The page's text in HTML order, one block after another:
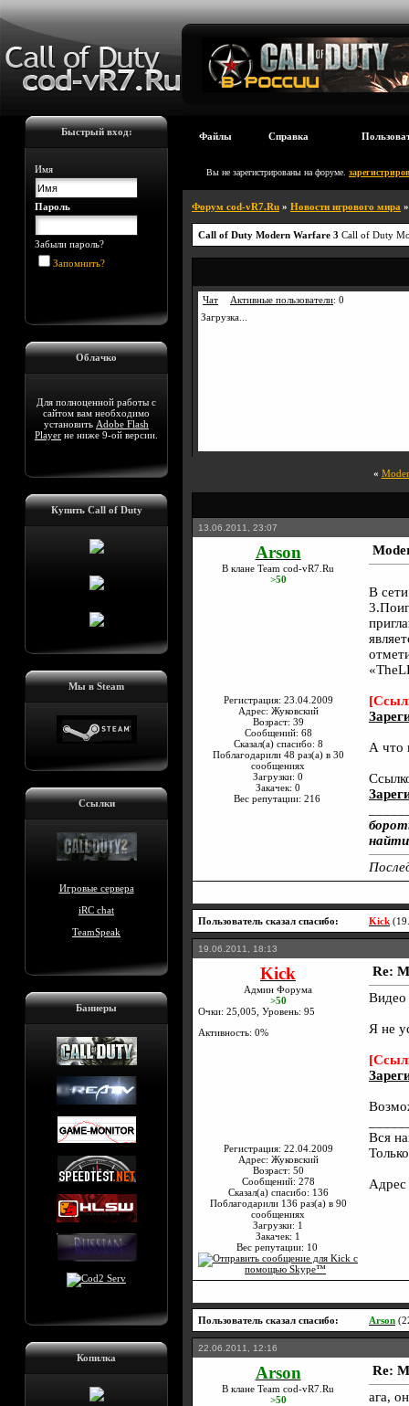
Быстрый вход:
Имя
Пароль
Забыли пароль?
Запомнить?
Облачко
Для полноценной работы с
сайтом вам необходимо
установить Adobe Flash
Player не ниже 9-ой версии.
Купить Call of Duty
Мы в Steam
Ссылки
Игровые сервера
iRC chat
TeamSpeak
Баннеры
Копилка
Файлы Справка
Вы не зарегистрированы на форуме.
Форум cod-vR7.Ru » Новости игрового мира
Call of Duty Modern Warfare 3 Call of Duty
Чат Активные пользователи: 0
Загрузка...
«
13.06.2011, 23:07
Arson
В клане Team cod-vR7.Ru
>50
Регистрация: 23.04.2009
Адрес: Жуковский
Возраст: 39
Сообщений: 68
Сказал(а) спасибо: 8
Поблагодарили 48 раз(а) в 30
сообщениях
Загрузки: 0
Закачек: 0
Вес репутации: 216
В
А что
Пользователь сказал cпасибо: Kick
19.06.2011, 18:13
Kick
Админ Форума
>50
Очки: 25,005, Уровень: 95
Активность: 0%
Регистрация: 22.04.2009
Адрес: Жуковский
Возраст: 50
Сообщений: 278
Сказал(а) спасибо: 136
Поблагодарили 136 раз(а) в 90
сообщениях
Загрузки: 1
Закачек: 1
Вес репутации: 10
Re:
Видео
Я не
Вся
Пользователь сказал cпасибо: Arson
22.06.2011, 12:16
Arson
В клане Team cod-vR7.Ru
>50
Re:
ага,